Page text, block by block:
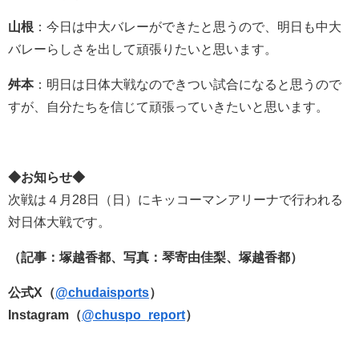
山根 ：今日は中大バレーができたと思うので、明日も中大
バレーらしさを出して頑張りたいと思います。
舛本：明日は日体大戦なのできつい試合になると思うので
すが、自分たちを信じて頑張っていきたいと思います。
◆お知らせ◆
次戦は４月28日（日）にキッコーマンアリーナで行われる
対日体大戦です。
（記事：塚越香都、写真：琴寄由佳梨、塚越香都）
公式X（@chudaisports）
Instagram（@chuspo_report）